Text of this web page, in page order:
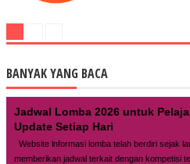
BANYAK YANG BACA
Jadwal Lomba 2026 untuk
Update Setiap Hari
Website lnformasi lomba telah berdiri sejak
memberikan jadwal terkait dengan kompetisi